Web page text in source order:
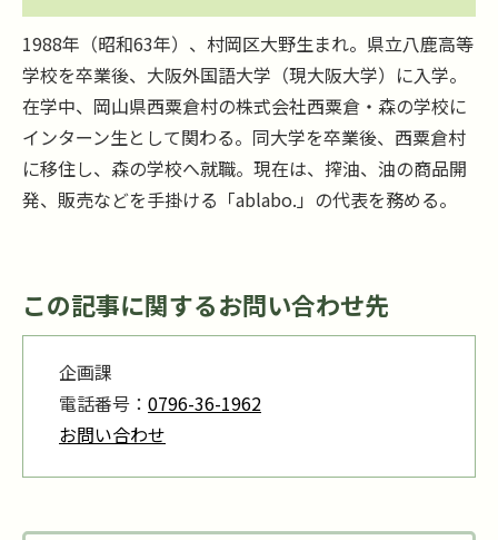
1988年（昭和63年）、村岡区大野生まれ。県立八鹿高等
学校を卒業後、大阪外国語大学（現大阪大学）に入学。
在学中、岡山県西粟倉村の株式会社西粟倉・森の学校に
インターン生として関わる。同大学を卒業後、西粟倉村
に移住し、森の学校へ就職。現在は、搾油、油の商品開
発、販売などを手掛ける「ablabo.」の代表を務める。
この記事に関するお問い合わせ先
企画課
電話番号： 0796-36-1962
お問い合わせ